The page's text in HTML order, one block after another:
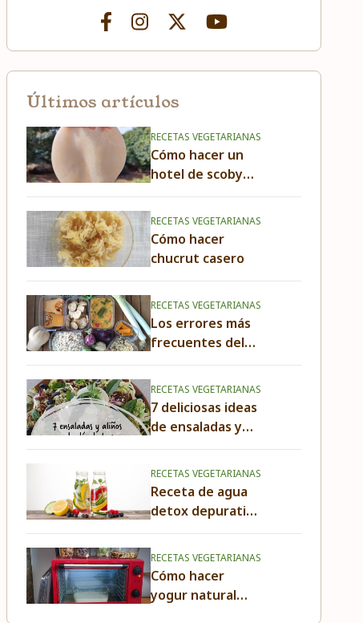
Últimos artículos
RECETAS VEGETARIANAS
Cómo hacer un
hotel de scoby
de kombucha
RECETAS VEGETARIANAS
Cómo hacer
chucrut casero
RECETAS VEGETARIANAS
Los errores más
frecuentes del
batch cooking
RECETAS VEGETARIANAS
7 deliciosas ideas
de ensaladas y
aliños
RECETAS VEGETARIANAS
Receta de agua
detox depurativa
y saludable
RECETAS VEGETARIANAS
Cómo hacer
yogur natural